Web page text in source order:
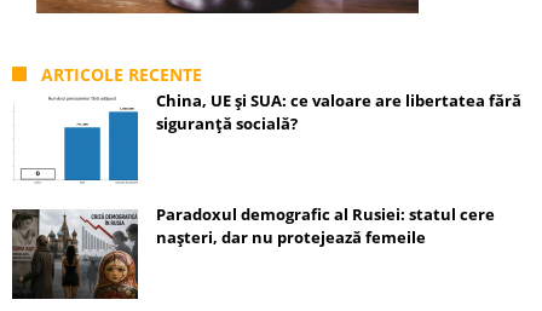
ARTICOLE RECENTE
China, UE și SUA: ce valoare are libertatea fără
siguranță socială?
Paradoxul demografic al Rusiei: statul cere
nașteri, dar nu protejează femeile